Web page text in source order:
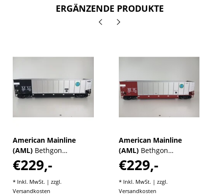
ERGÄNZENDE PRODUKTE
American Mainline
(AML) Bethgon
Coalporter BNSF
Silver/Black
€229,-
* Inkl. MwSt. | zzgl.
Versandkosten
American Mainline
(AML) Bethgon
Coalporter BNSF
Silver/Brown
€229,-
* Inkl. MwSt. | zzgl.
Versandkosten